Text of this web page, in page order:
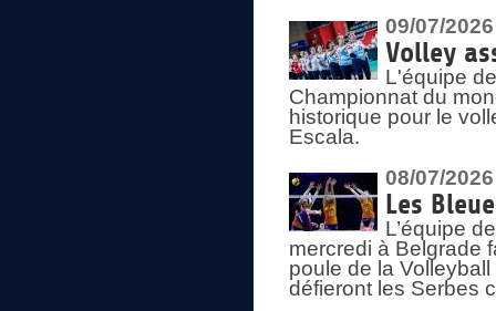
09/07/2026
Volley
L'équipe
Championnat du
historique pour le
Escala.
08/07/2026
Les
L’équipe
mercredi à Belgrade
poule de la
défieront les Serbes